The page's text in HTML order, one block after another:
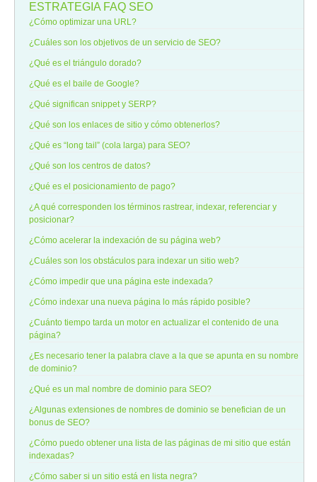
ESTRATEGIA FAQ SEO
¿Cómo optimizar una URL?
¿Cuáles son los objetivos de un servicio de SEO?
¿Qué es el triángulo dorado?
¿Qué es el baile de Google?
¿Qué significan snippet y SERP?
¿Qué son los enlaces de sitio y cómo obtenerlos?
¿Qué es “long tail” (cola larga) para SEO?
¿Qué son los centros de datos?
¿Qué es el posicionamiento de pago?
¿A qué corresponden los términos rastrear, indexar, referenciar y
posicionar?
¿Cómo acelerar la indexación de su página web?
¿Cuáles son los obstáculos para indexar un sitio web?
¿Cómo impedir que una página este indexada?
¿Cómo indexar una nueva página lo más rápido posible?
¿Cuánto tiempo tarda un motor en actualizar el contenido de una
página?
¿Es necesario tener la palabra clave a la que se apunta en su nombre
de dominio?
¿Qué es un mal nombre de dominio para SEO?
¿Algunas extensiones de nombres de dominio se benefician de un
bonus de SEO?
¿Cómo puedo obtener una lista de las páginas de mi sitio que están
indexadas?
¿Cómo saber si un sitio está en lista negra?